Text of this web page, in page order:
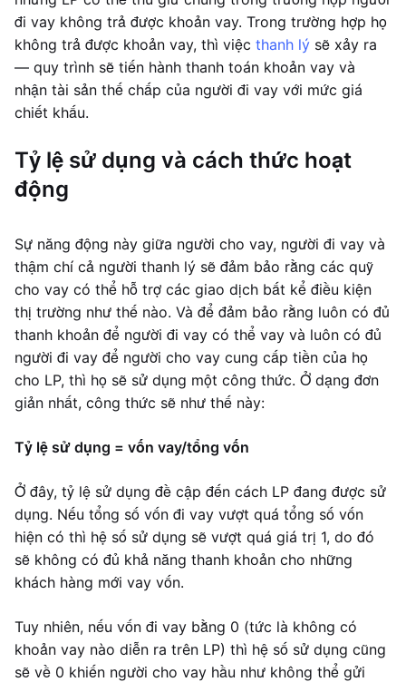
đi vay không trả được khoản vay. Trong trường hợp họ
không trả được khoản vay, thì việc thanh lý sẽ xảy ra
— quy trình sẽ tiến hành thanh toán khoản vay và
nhận tài sản thế chấp của người đi vay với mức giá
chiết khấu.
Tỷ lệ sử dụng và cách thức hoạt
động
Sự năng động này giữa người cho vay, người đi vay và
thậm chí cả người thanh lý sẽ đảm bảo rằng các quỹ
cho vay có thể hỗ trợ các giao dịch bất kể điều kiện
thị trường như thế nào. Và để đảm bảo rằng luôn có đủ
thanh khoản để người đi vay có thể vay và luôn có đủ
người đi vay để người cho vay cung cấp tiền của họ
cho LP, thì họ sẽ sử dụng một công thức. Ở dạng đơn
giản nhất, công thức sẽ như thế này:
Tỷ lệ sử dụng = vốn vay/tổng vốn
Ở đây, tỷ lệ sử dụng đề cập đến cách LP đang được sử
dụng. Nếu tổng số vốn đi vay vượt quá tổng số vốn
hiện có thì hệ số sử dụng sẽ vượt quá giá trị 1, do đó
sẽ không có đủ khả năng thanh khoản cho những
khách hàng mới vay vốn.
Tuy nhiên, nếu vốn đi vay bằng 0 (tức là không có
khoản vay nào diễn ra trên LP) thì hệ số sử dụng cũng
sẽ về 0 khiến người cho vay hầu như không thể gửi